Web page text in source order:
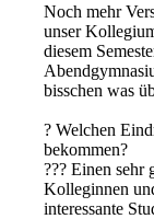
Noch mehr
unser
diesem
bisschen was
? Welchen
bekommen?⁣⁣
??‍? Einen sehr
Kolleginnen
interessante